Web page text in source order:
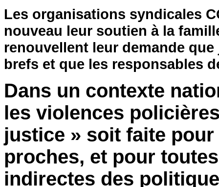
Les organisations syndicales
nouveau leur soutien à la
renouvellent leur demande
brefs et que les responsables
Dans un contexte
les violences
justice » soit faite
proches, et pour
indirectes des